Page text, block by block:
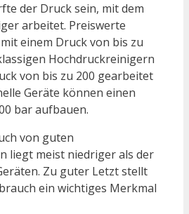
der Druck sein, mit dem
arbeitet. Preiswerte
einem Druck von bis zu
Hochdruckreinigern
von bis zu 200 gearbeitet
Geräte können einen
bar aufbauen.
von guten
liegt meist niedriger als der
Zu guter Letzt stellt
ein wichtiges Merkmal